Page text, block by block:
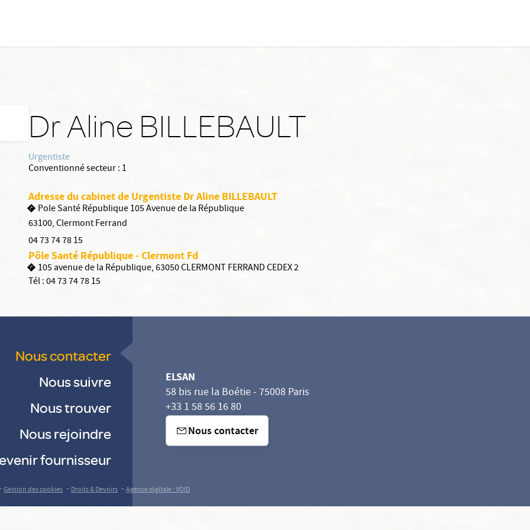
Dr Aline BILLEBAULT
Urgentiste
Conventionné secteur : 1
Adresse du cabinet de Urgentiste Dr Aline BILLEBAULT
Pole Santé République 105 Avenue de la République
63100,Clermont Ferrand
04 73 74 78 15
Pôle Santé République - Clermont Fd
105 avenue de la République, 63050 CLERMONT FERRAND CEDEX 2
Tél :04 73 74 78 15
Nous contacter
Nous suivre
Nous trouver
Nous rejoindre
fournisseur
ELSAN
58 bis rue la Boétie - 75008 Paris
+33 1 58 56 16 80
Nous contacter
Gestion des cookies -Droits & Devoirs -Agence digitale : VOID